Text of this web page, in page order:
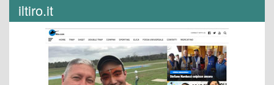
iltiro.it